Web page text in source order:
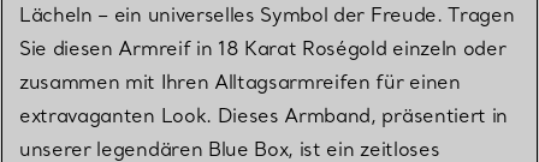
Lächeln – ein universelles Symbol der Freude. Tragen
Sie diesen Armreif in 18 Karat Roségold einzeln oder
zusammen mit Ihren Alltagsarmreifen für einen
extravaganten Look. Dieses Armband, präsentiert in
unserer legendären Blue Box, ist ein zeitloses